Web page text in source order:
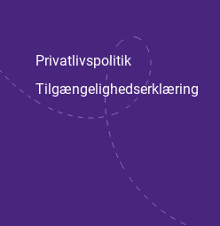
Privatlivspolitik
Tilgængelighedserklæring